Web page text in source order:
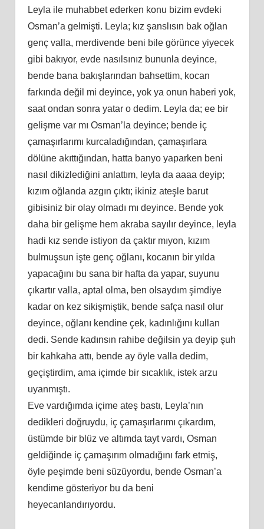
Leyla ile muhabbet ederken konu bizim evdeki
Osman’a gelmişti. Leyla; kız şanslısın bak oğlan
genç valla, merdivende beni bile görünce yiyecek
gibi bakıyor, evde nasılsınız bununla deyince,
bende bana bakışlarından bahsettim, kocan
farkında değil mi deyince, yok ya onun haberi yok,
saat ondan sonra yatar o dedim. Leyla da; ee bir
gelişme var mı Osman’la deyince; bende iç
çamaşırlarımı kurcaladığından, çamaşırlara
dölüne akıttığından, hatta banyo yaparken beni
nasıl dikizlediğini anlattım, leyla da aaaa deyip;
kızım oğlanda azgın çıktı; ikiniz ateşle barut
gibisiniz bir olay olmadı mı deyince. Bende yok
daha bir gelişme hem akraba sayılır deyince, leyla
hadi kız sende istiyon da çaktır mıyon, kızım
bulmuşsun işte genç oğlanı, kocanın bir yılda
yapacağını bu sana bir hafta da yapar, suyunu
çıkartır valla, aptal olma, ben olsaydım şimdiye
kadar on kez sikişmiştik, bende safça nasıl olur
deyince, oğlanı kendine çek, kadınlığını kullan
dedi. Sende kadınsın rahibe değilsin ya deyip şuh
bir kahkaha attı, bende ay öyle valla dedim,
geçiştirdim, ama içimde bir sıcaklık, istek arzu
uyanmıştı.
Eve vardığımda içime ateş bastı, Leyla’nın
dedikleri doğruydu, iç çamaşırlarımı çıkardım,
üstümde bir blüz ve altımda tayt vardı, Osman
geldiğinde iç çamaşırım olmadığını fark etmiş,
öyle peşimde beni süzüyordu, bende Osman’a
kendime gösteriyor bu da beni
heyecanlandırıyordu.